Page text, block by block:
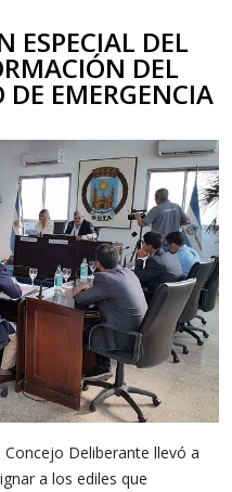
ESPECIAL DEL
DEL
EMERGENCIA
Deliberante llevó a
a los ediles que